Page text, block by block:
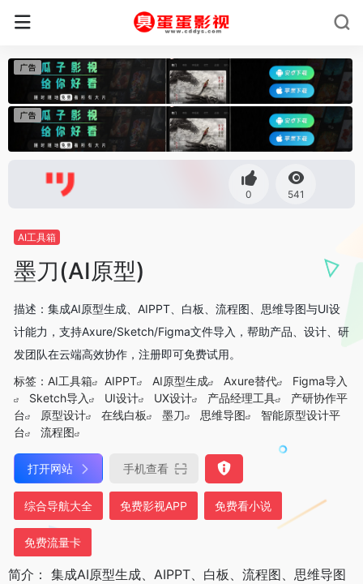
0 541
AI工具箱
墨刀(AI原型)
描述：集成AI原型生成、AIPPT、白板、流程图、思维导图与UI设
计能力，支持Axure/Sketch/Figma文件导入，帮助产品、设计、研
发团队在云端高效协作，注册即可免费试用。
标签： AI工具箱 AIPPT AI原型生成 Axure替代
Figma导入
Sketch导入
UI设计 UX设计 产品经理工具
产研协作平
台
原型设计 在线白板 墨刀 思维导图
智能原型设计平
台
流程图
打开网站 手机查看
综合导航大全 免费影视APP 免费看小说
免费流量卡
简介： 集成AI原型生成、AIPPT、白板、流程图、思维导图